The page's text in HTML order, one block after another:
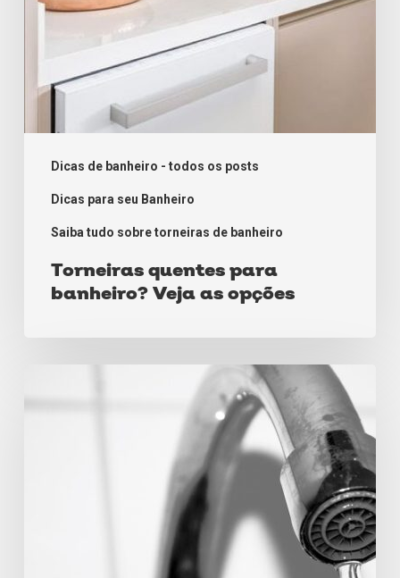
Dicas de banheiro - todos os posts
Dicas para seu Banheiro
Saiba tudo sobre torneiras de banheiro
Torneiras quentes para
banheiro? Veja as opções